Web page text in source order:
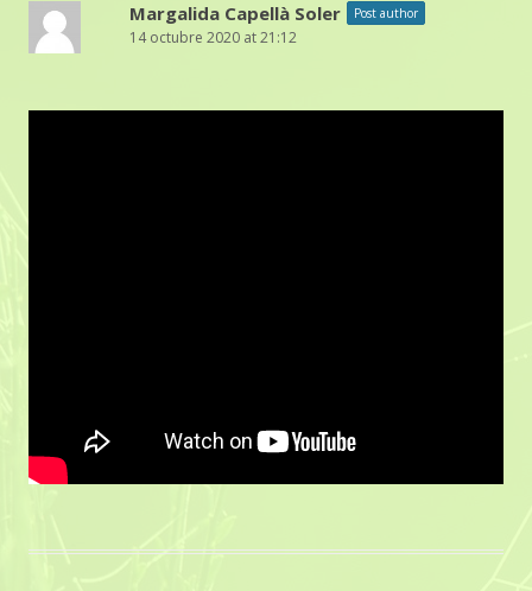
Margalida Capellà Soler Post author
14 octubre 2020 at 21:12